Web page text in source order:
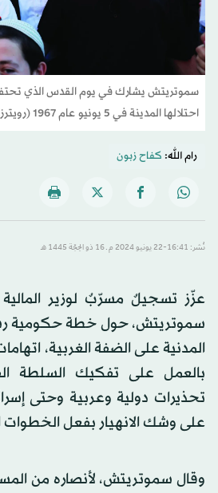
سموتريتش يشارك في يوم القدس الذي
احتلالها المدينة في 5 يونيو عام 1967 (رويترز)
رام الله: كفاح زبون
نُشر: 16:41-22 يونيو 2024 م ـ 16 ذو الحِجّة 1445 هـ
عزّز تسجيلٌ مسرّبٌ لوزير المالية
سموتريتش، حول خطة حكومية
المدنية على الضفة الغربية،
بالعمل على تفكيك السلطة
تحذيرات دولية وعربية وحتى
على وشك الانهيار بفعل الخطوات
وقال سموتريتش، لأنصاره من